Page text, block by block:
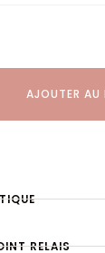
AJOUTER AU
RELAIS